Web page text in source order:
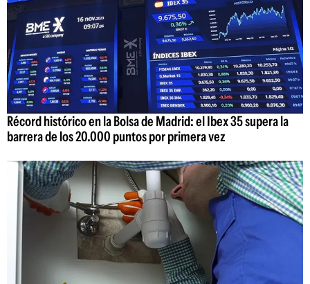
Récord histórico en la Bolsa de Madrid: el Ibex 35 supera la
barrera de los 20.000 puntos por primera vez